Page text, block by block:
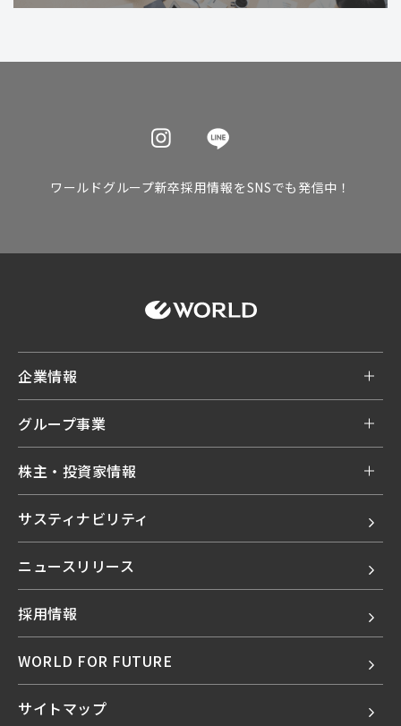
ワールドグループ新卒採用情報をSNSでも発信中！
企業情報
グループ事業
株主・投資家情報
サスティナビリティ
ニュースリリース
採用情報
WORLD FOR FUTURE
サイトマップ